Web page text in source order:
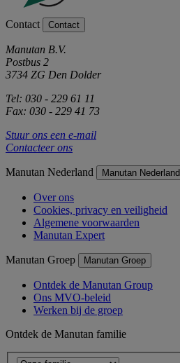
Contact Contact
Manutan B.V.
Postbus 2
3734 ZG Den Dolder
Tel: 030 - 229 61 11
Fax: 030 - 229 41 73
Stuur ons een e-mail
Contacteer ons
Manutan Nederland Manutan Nederland
Over ons
Cookies, privacy en veiligheid
Algemene voorwaarden
Manutan Expert
Manutan Groep Manutan Groep
Ontdek de Manutan Group
Ons MVO-beleid
Werken bij de groep
Ontdek de Manutan familie